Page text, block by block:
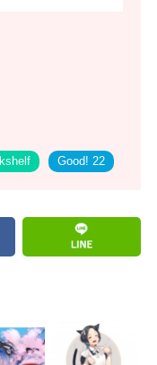
Good! 22